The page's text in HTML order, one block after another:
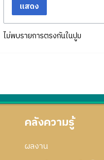
แสดง
ไม่พบรายการตรงกันในปูม
คลังความรู้
ผลงาน